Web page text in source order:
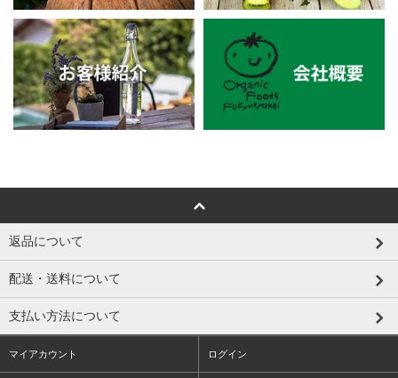
返品について
配送・送料について
支払い方法について
マイアカウント ログイン